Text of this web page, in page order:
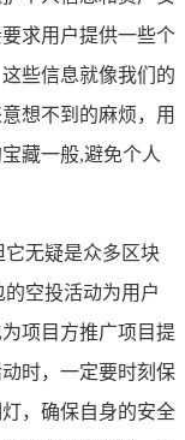
求用户提供一些个
些信息就像我们的
想不到的麻烦，用
藏一般,避免个人
无疑是众多区块
空投活动为用户
项目方推广项目提
时，一定要时刻保
，确保自身的安全